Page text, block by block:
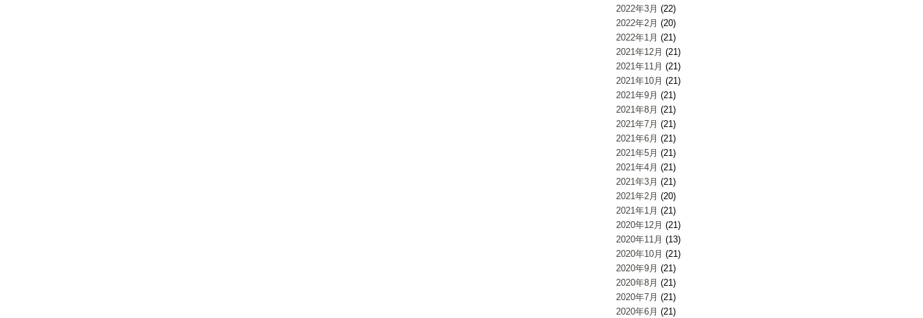
2022年3月 (22)
2022年2月 (20)
2022年1月 (21)
2021年12月 (21)
2021年11月 (21)
2021年10月 (21)
2021年9月 (21)
2021年8月 (21)
2021年7月 (21)
2021年6月 (21)
2021年5月 (21)
2021年4月 (21)
2021年3月 (21)
2021年2月 (20)
2021年1月 (21)
2020年12月 (21)
2020年11月 (13)
2020年10月 (21)
2020年9月 (21)
2020年8月 (21)
2020年7月 (21)
2020年6月 (21)